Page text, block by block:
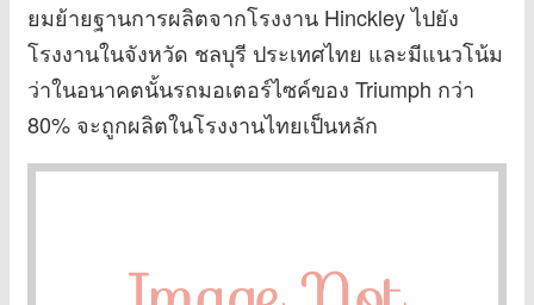
ยมย้ายฐานการผลิตจากโรงงาน Hinckley ไปยัง
โรงงานในจังหวัด ชลบุรี ประเทศไทย และมีแนวโน้ม
ว่าในอนาคตนั้นรถมอเตอร์ไซค์ของ Triumph กว่า
80% จะถูกผลิตในโรงงานไทยเป็นหลัก